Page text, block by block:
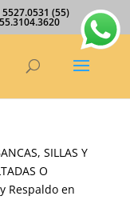
(55)
SILLAS Y
O
Respaldo en